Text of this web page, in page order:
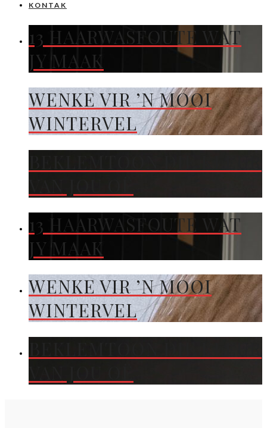
KONTAK
13 HAARWASFOUTE WAT
JY MAAK
WENKE VIR ’N MOOI
WINTERVEL
13 HAARWASFOUTE WAT
JY MAAK
WENKE VIR ’N MOOI
WINTERVEL